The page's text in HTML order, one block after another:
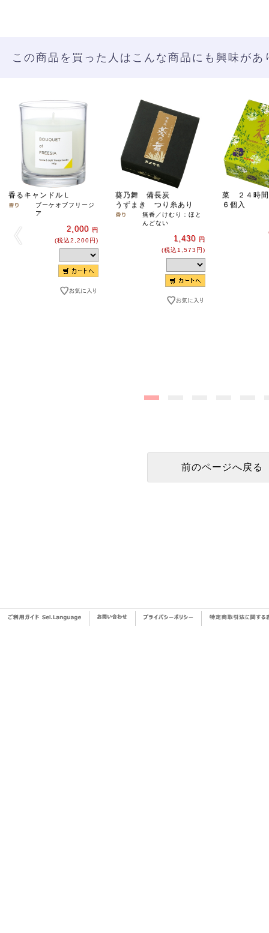
この商品を買った人はこんな商品にも興味があ
香るキャンドルＬ
ブーケオブフリージ
ア
2,000 円
(税込2,200円)
葵乃舞 備長炭
うずまき つり糸あり
無香／けむり：ほと
んどない
1,430 円
(税込1,573円)
菜 ２４時間
６個入